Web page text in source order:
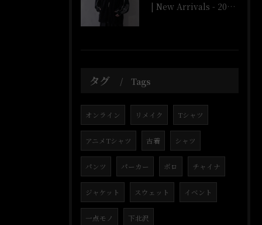
| New Arrivals - 2026/4/3 |
タグ Tags
オンライン リメイク Tシャツ
アニメTシャツ 古着 シャツ
パンツ パーカー ボロ チャイナ
ジャケット スウェット イベント
一点モノ 下北沢